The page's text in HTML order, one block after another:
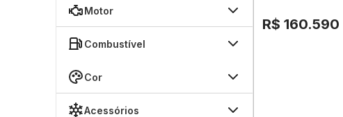
Motor
Combustível
Cor
Acessórios
R$ 160.590